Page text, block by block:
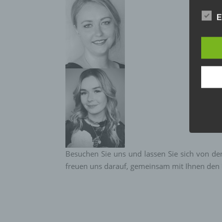
Besuchen Sie uns und lassen Sie sich von
freuen uns darauf, gemeinsam mit Ihnen
Aus
soll
Wir